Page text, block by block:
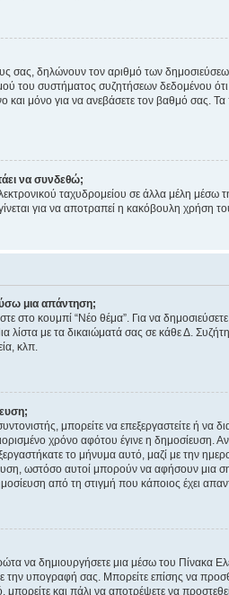
σας, δηλώνουν τον αριθμό των
του συστήματος συζητήσεων δεδομένου
μόνο για να ανεβάσετε τον βαθμό σας.
να συνδεθώ;
ταχυδρομείου σε άλλα μέλη
γίνεται για να αποτραπεί η κακόβουλη
μια απάντηση;
στο κουμπί “Νέο θέμα”. Για να
με τα δικαιώματά σας σε κάθε Δ.
κλπ.
μπορείτε να επεξεργαστείτε ή
χρόνο αφότου έγινε η δημοσίευση.
το μήνυμα αυτό, μαζί με την
ωστόσο αυτοί μπορούν να αφήσουν μια
από τη στιγμή που κάποιος έχει
να δημιουργήσετε μια μέσω του Πίνακα
υπογραφή σας. Μπορείτε επίσης να
και πάλι να αποτρέψετε να